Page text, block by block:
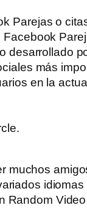
Parejas o
Facebook
desarrollado
más
en la
muchos
idiomas
Random